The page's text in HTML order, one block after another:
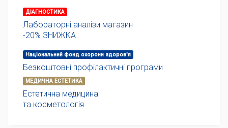
ДІАГНОСТИКА
Лабораторні аналізи магазин
-20% ЗНИЖКА
Національний фонд охорони здоров'я
Безкоштовні профілактичні програми
МЕДИЧНА ЕСТЕТИКА
Естетична медицина
та косметологія